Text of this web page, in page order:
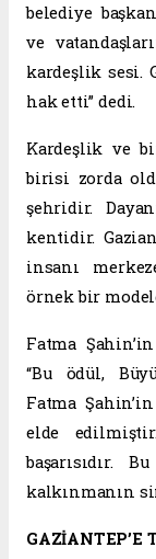
belediye
ve
kardeşlik sesi.
hak etti” dedi.
Kardeşlik ve
birisi zorda
şehridir.
kentidir.
insanı
örnek bir
Fatma
“Bu ödül,
Fatma
elde
başarısıdır.
kalkınmanın
GAZİANTEP’E